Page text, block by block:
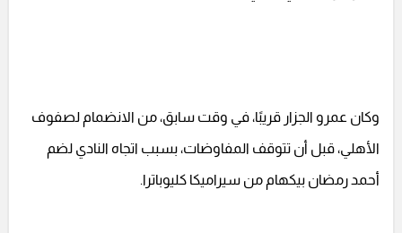
وكان عمرو الجزار قريبًا، في وقت سابق، من الانضمام لصفوف
الأهلي، قبل أن تتوقف المفاوضات، بسبب اتجاه النادي لضم
أحمد رمضان بيكهام من سيراميكا كليوباترا.